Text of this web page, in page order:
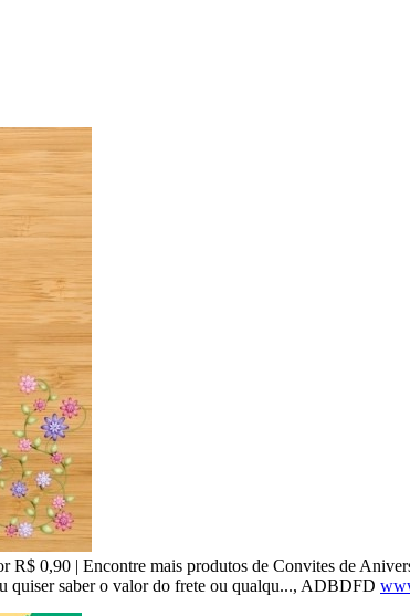
0,90 | Encontre mais produtos de Convites de
quiser saber o valor do frete ou qualqu..., ADBDFD